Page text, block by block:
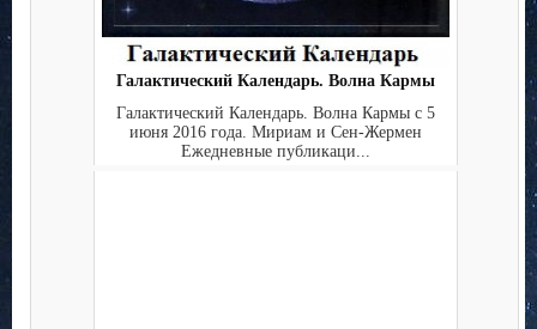
Галактический Календарь. Волна Кармы
Галактический Календарь. Волна Кармы с 5
июня 2016 года. Мириам и Сен-Жермен
Ежедневные публикаци...